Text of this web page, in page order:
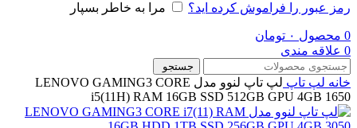
رمز عبور را فراموش کرده اید؟ مرا به خاطر بسپار
0 محصول ۰ تومان
0 علاقه مندی
جستجو
خانه لپ تاپ
لپ تاپ لنوو مدل LENOVO GAMING3 CORE
i5(11H) RAM 16GB SSD 512GB GPU 4GB 1650